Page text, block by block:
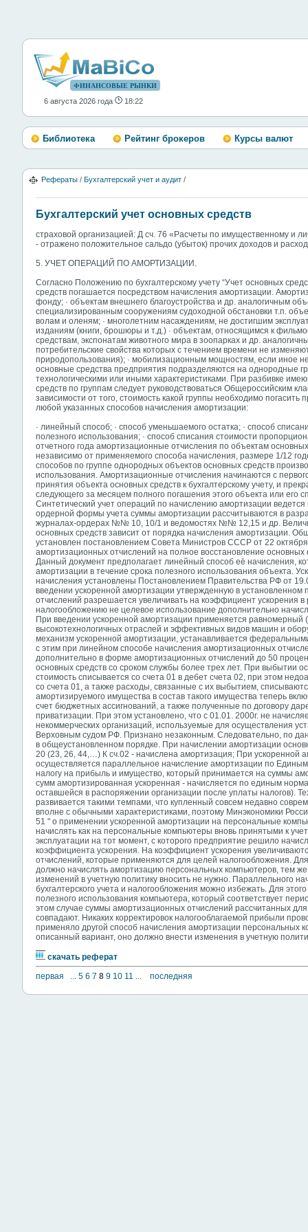
ФИНАНСОВЫЕ РЫНКИ
6 августа 2026 года 18:22
Библиотека Рейтинг брокеров Курсы валют
Рефераты / Бухгалтерский учет и аудит /
Бухгалтерский учет основных средств
страховой организацией: Д сч. 76 «Расчеты по имущественному и
- отражено положительное сальдо (убыток) прочих доходов и
5. УЧЕТ ОПЕРАЦИЙ ПО АМОРТИЗАЦИИ.
Согласно Положению по бухгалтерскому учету “Учет основных
средств погашается посредством начисления амортизации.
фонду; · объектам внешнего благоустройства и др. аналогичным
специализированным сооружениям судоходной обстановки т.п.
волам и оленям; · многолетним насаждениям, не достигшим
изданиям (книги, брошюры и т.д.) · объектам, относящимся к
средствам, экспонатам животного мира в зоопарках и др.
потребительские свойства которых с течением времени не
природопользования); · мобилизационным мощностям, если иное
основные средства предприятия подразделяются на однородные
технологическими или иными характеристиками. При разбивке
средств по группам следует руководствоваться Общероссийским
зависимости от того, стоимость какой группы необходимо погасить
любой указанных способов начисления амортизации:
· линейный способ; · способ уменьшаемого остатка; · способ
полезного использования; · способ списания стоимости
отчетного года амортизационные отчисления по объектам
независимо от применяемого способа начисления, размере 1/12
способов по группе однородных объектов основных средств
использования. Амортизационные отчисления начинаются с
принятия объекта основных средств к бухгалтерскому учету, и
следующего за месяцем полного погашения этого объекта или его
Синтетический учет операций по начислению амортизации
ордерной формы учета суммы амортизации рассчитываются в
журналах-ордерах №№ 10, 10/1 и ведомостях №№ 12,15 и др.
основных средств зависит от порядка начисления амортизации.
установлен постановлением Совета Министров СССР от 22
амортизационных отчислений на полное восстановление
Данный документ предполагает линейный способ её начисления,
амортизации в течение срока полезного использования объекта.
начисления установлены Постановлением Правительства РФ от
введении ускоренной амортизации утвержденную в
отчислений разрешается увеличивать на коэффициент ускорения
налогообложению не целевое использование дополнительно
При введении ускоренной амортизации применяется
высокотехнологичных отраслей и эффективных видов машин и
механизм ускоренной амортизации, устанавливается
с этим при линейном способе начисления амортизационных
дополнительно в форме амортизационных отчислений до 50
основных средств со сроком службы более трех лет. При выбытии
стоимость списывается со счета 01 в дебет счета 02, при этом
со счета 01, а также расходы, связанные с их выбытием,
амортизируемого имущества в состав такого имущества теперь
счет бюджетных ассигнований, а также полученные по договору
приватизации. При этом установлено, что с 01.01. 2000г. не
некоммерческих организаций, используемые для осуществления
Верховным судом РФ. Признано незаконным. Следовательно, по
в общеустановленном порядке. При начислении амортизации
20 (23, 26, 44,…) К сч.02 - начислена амортизация; При ускоренной
осуществляется параллельное начисление амортизации по
налогу на прибыль и имущество, который принимается на суммы
сумм амортизированная ускоренная - начисляется по единым
оставшейся в распоряжении организации после уплаты налогов).
развивается такими темпами, что купленный совсем недавно
вполне с обычными характеристиками, поэтому Минэкономики
51 " о применении ускоренной амортизации на персональные
начислять как на персональные компьютеры вновь принятыми к
эксплуатации на тот момент, с которого предприятие решило
коэффициента ускорения. На коэффициент ускорения
отчислений, которые применяются для целей налогообложения.
должно начислять амортизацию персональных компьютеров, тем
изменений в учетную политику вносить не нужно. Параллельного
бухгалтерского учета и налогообложения можно избежать. Для
полезного использования компьютера, который соответствует
этом случае суммы амортизационных отчислений рассчитанных для
совпадают. Никаких корректировок налогооблагаемой прибыли
применяло другой способ начисления амортизации персональных
описанный вариант, оно должно внести изменения в учетную
скачать реферат
первая
... 5 6 7 8 9 10 11 ... последняя